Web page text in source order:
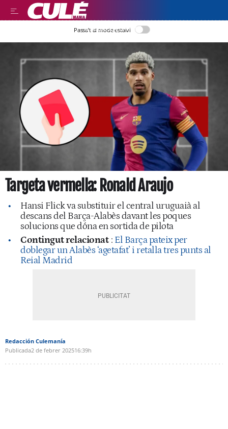
LLEGIR EN CATALÀ
Passa’t al mode estalvi
Targeta vermella: Ronald Araujo
Hansi Flick va substituir el central uruguaià al
descans del Barça-Alabès davant les poques
solucions que dóna en sortida de pilota
Contingut relacionat : El Barça pateix per
doblegar un Alabès ‘agetafat’ i retalla tres punts al
Reial Madrid
Redacción Culemanía
Publicada2 de febrer 202516:39h